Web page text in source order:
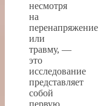
несмотря
на
перенапряжение
или
травму, —
это
исследование
представляет
собой
первую